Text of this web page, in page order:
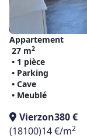
Appartement
27 m2
• 1 pièce
• Parking
• Cave
• Meublé
Vierzon380 €
(18100)14 €/m2